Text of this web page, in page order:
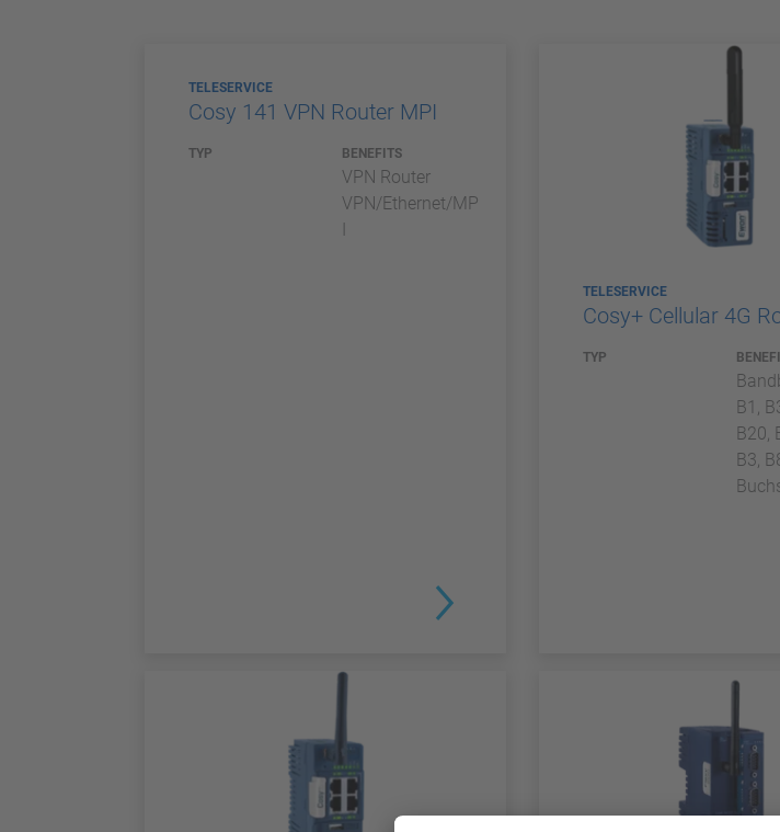
TELESERVICE
Cosy 141 VPN Router MPI
TYP BENEFITS
VPN Router
VPN/Ethernet/MP
I
TELESERVICE
Cosy+ Cellular 4G
TYP
B1,
B20,
B3,